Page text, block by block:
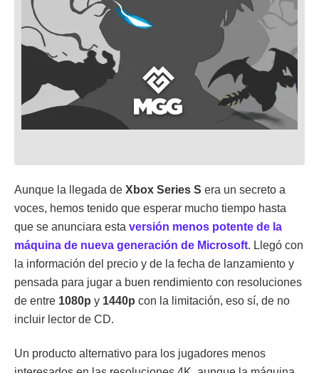
Aunque la llegada de Xbox Series S era un secreto a
voces, hemos tenido que esperar mucho tiempo hasta
que se anunciara esta versión menos potente de la
máquina de nueva generación de Microsoft. Llegó con
la información del precio y de la fecha de lanzamiento y
pensada para jugar a buen rendimiento con resoluciones
de entre 1080p y 1440p con la limitación, eso sí, de no
incluir lector de CD.
Un producto alternativo para los jugadores menos